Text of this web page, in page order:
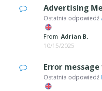
Advertising
Ostatnia odpowiedź
From Adrian B.
10/15/2025
Error
Ostatnia odpowiedź